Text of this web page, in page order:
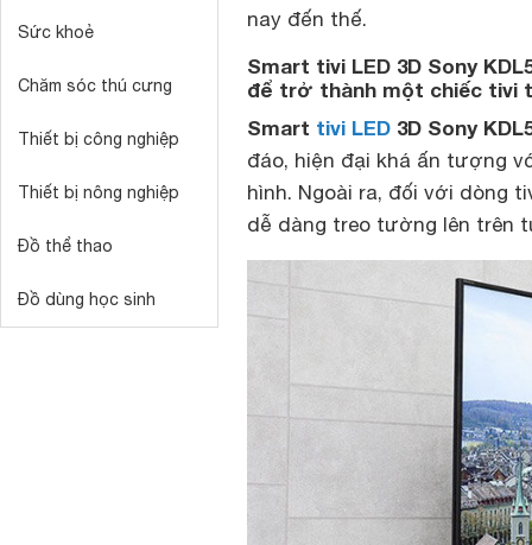
Sức khoẻ
Chăm sóc thú cưng
Thiết bị công nghiệp
Thiết bị nông nghiệp
Đồ thể thao
Đồ dùng học sinh
nay đến thế.
Smart tivi LED 3D Sony
để trở thành một chiếc tivi
Smart tivi LED 3D Sony
đáo, hiện đại khá ấn tượng
hình. Ngoài ra, đối với dòng
dễ dàng treo tường lên trên